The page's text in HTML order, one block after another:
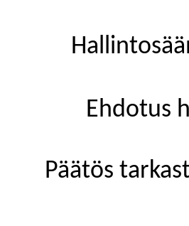
Ehdotus
Päätös